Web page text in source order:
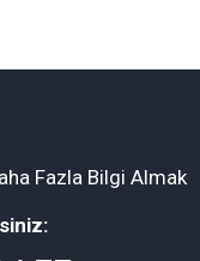
Fazla Bilgi Almak